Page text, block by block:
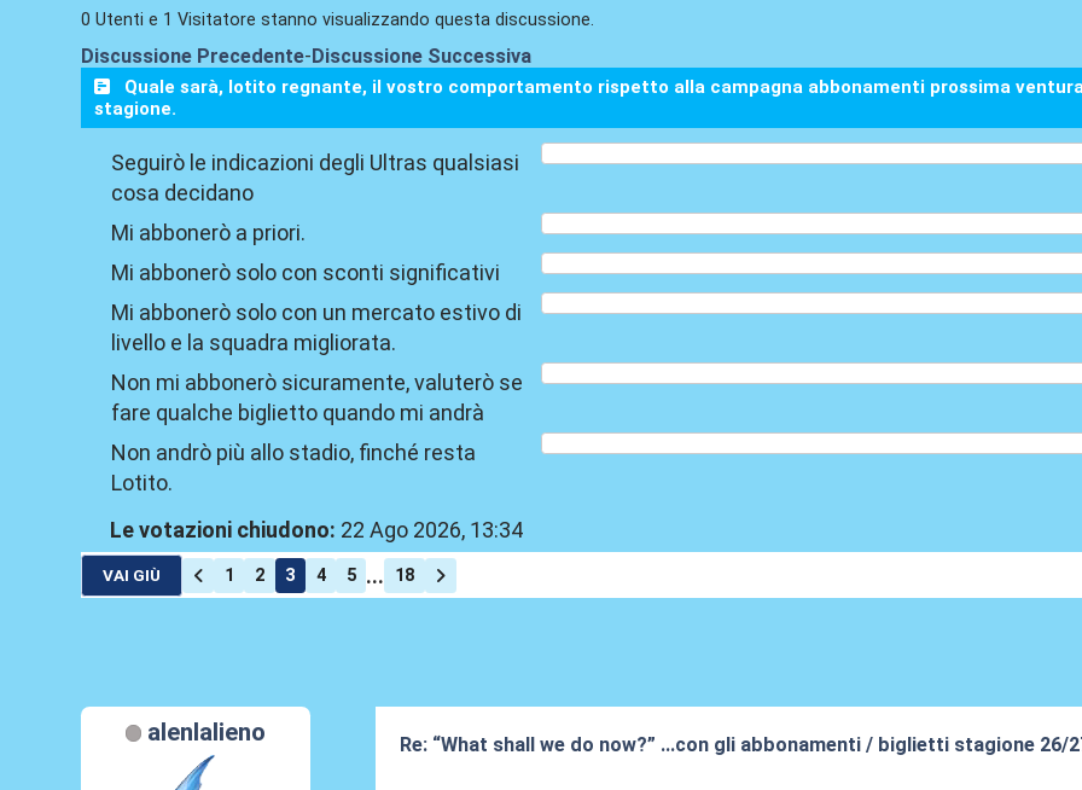
0 Utenti e 1 Visitatore stanno visualizzando questa discussione.
Discussione Precedente-Discussione Successiva
Quale sarà, lotito regnante, il vostro comportamento rispetto alla campagna abbonamenti prossima
stagione.
Seguirò le indicazioni degli Ultras qualsiasi
cosa decidano
Mi abbonerò a priori.
Mi abbonerò solo con sconti significativi
Mi abbonerò solo con un mercato estivo di
livello e la squadra migliorata.
Non mi abbonerò sicuramente, valuterò se
fare qualche biglietto quando mi andrà
Non andrò più allo stadio, finché resta
Lotito.
Le votazioni chiudono: 22 Ago 2026, 13:34
VAI GIÙ 1 2 3 4 5 ... 18
alenlalieno
Re: “What shall we do now?” …con gli abbonamenti / biglietti stagione 26/